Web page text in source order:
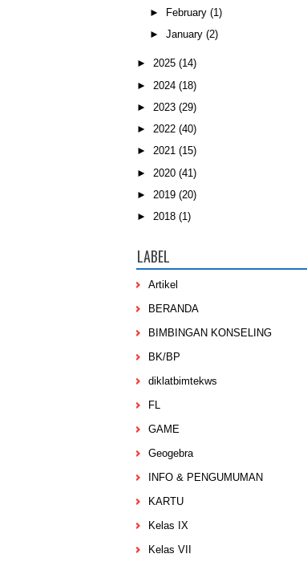
► February (1)
► January (2)
► 2025 (14)
► 2024 (18)
► 2023 (29)
► 2022 (40)
► 2021 (15)
► 2020 (41)
► 2019 (20)
► 2018 (1)
LABEL
Artikel
BERANDA
BIMBINGAN KONSELING
BK/BP
diklatbimtekws
FL
GAME
Geogebra
INFO & PENGUMUMAN
KARTU
Kelas IX
Kelas VII